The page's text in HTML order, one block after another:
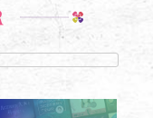
ソングTOP10